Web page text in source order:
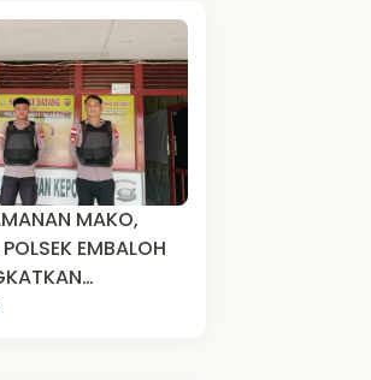
MAKO,
POLSEK EMBALOH
MELALUI